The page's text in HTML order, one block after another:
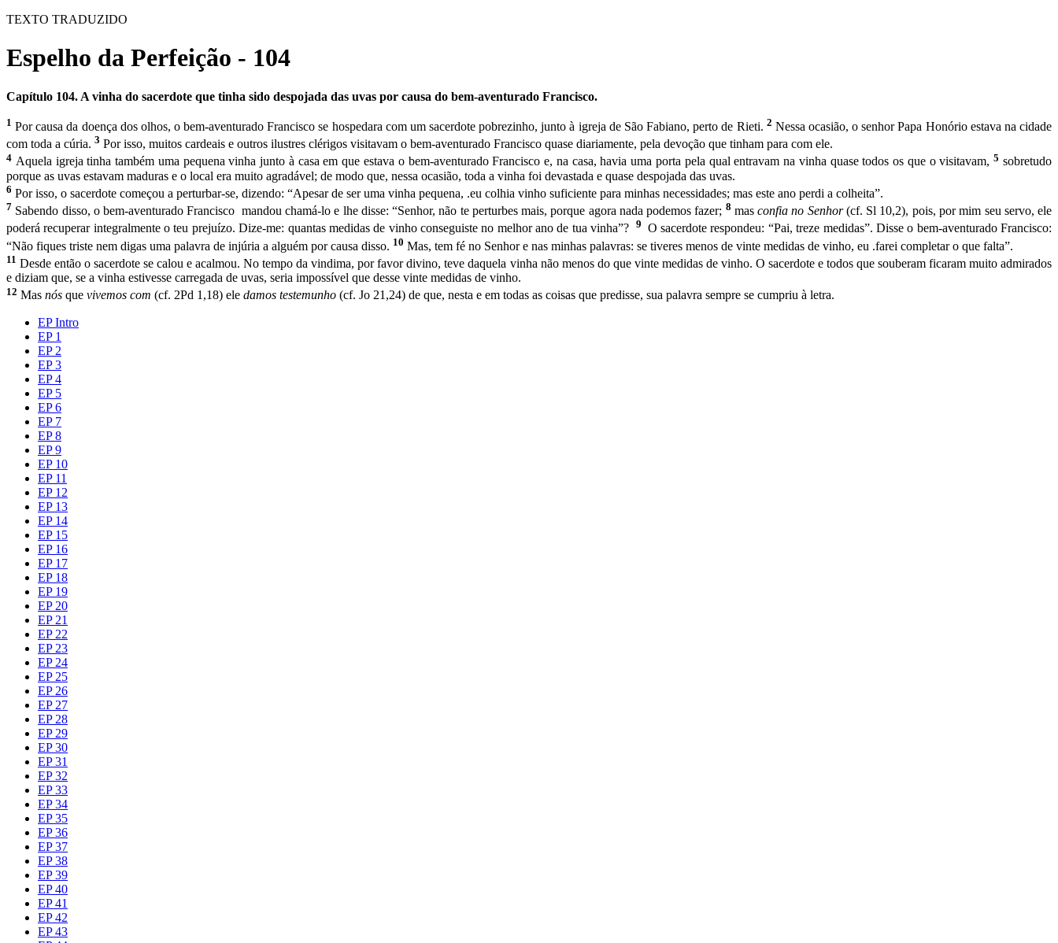
TEXTO TRADUZIDO
Espelho da Perfeição - 104
Capítulo 104. A vinha do sacerdote que tinha sido despojada das uvas por causa do bem-aventurado Francisco.
1 Por causa da doença dos olhos, o bem-aventurado Francisco se hospedara com um sacerdote pobrezinho, junto à igreja de São Fabiano, perto de Rieti. 2 Nessa ocasião, o senhor Papa Honório estava na cidade
com toda a cúria. 3 Por isso, muitos cardeais e outros ilustres clérigos visitavam o bem-aventurado Francisco quase diariamente, pela devoção que ti­nham para com ele.
4 Aquela igreja tinha também uma pequena vinha junto à casa em que estava o bem-aventurado Francisco e, na casa, havia uma porta pela qual entravam na vinha quase todos os que o visitavam,5 sobretu­do
porque as uvas estavam maduras e o local era muito agradá­vel; de modo que, nessa ocasião, toda a vinha foi devastada e quase despojada das uvas.
6 Por isso, o sacerdote começou a perturbar-se, dizendo: “Apesar de ser uma vinha pequena, .eu colhia vinho suficiente para minhas necessidades; mas este ano perdi a colheita”.
7 Sabendo disso, o bem-aventurado Francisco mandou chamá-lo e lhe disse: “Senhor, não te perturbes mais, porque agora nada po­demos fazer; 8 masconfia no Senhor(cf. Sl 10,2), pois, por mim seu servo, ele
poderá recuperar integralmente o teu prejuízo. Dize-me: quantas medidas de vinho conseguiste no melhor ano de tua vinha”? 9 O sacerdote respondeu: “Pai, treze medidas”. ­Disse o bem-aventurado Francisco:
“Não fiques triste nem digas uma palavra de injúria a alguém por causa disso. 10 Mas, tem fé no Se­nhor e nas minhas palavras: se tiveres menos de vinte medidas de vinho, eu .farei completar o que falta”.
11 Desde então o sacerdote se calou e acalmou. No tem­po da vindima, por favor divino, teve daquela vinha não menos do que vinte medidas de vinho. O sacerdote e todos que souberam ficaram muito admi­rados
e diziam que, se a vinha estivesse carregada de uvas, seria impossível que desse vinte medidas de vinho.
12 Mas nós que vivemos com (cf. 2Pd 1,18) ele damos teste­munho (cf. Jo 21,24) de que, nesta e em todas as coisas que predisse, sua palavra sempre se cumpriu à letra.
EP Intro
EP 1
EP 2
EP 3
EP 4
EP 5
EP 6
EP 7
EP 8
EP 9
EP 10
EP 11
EP 12
EP 13
EP 14
EP 15
EP 16
EP 17
EP 18
EP 19
EP 20
EP 21
EP 22
EP 23
EP 24
EP 25
EP 26
EP 27
EP 28
EP 29
EP 30
EP 31
EP 32
EP 33
EP 34
EP 35
EP 36
EP 37
EP 38
EP 39
EP 40
EP 41
EP 42
EP 43